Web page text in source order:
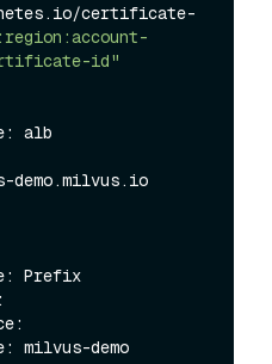
certificate-
id"